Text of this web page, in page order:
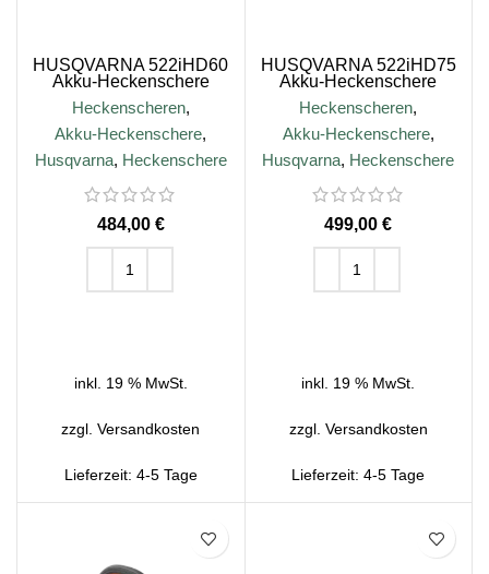
HUSQVARNA 522iHD60
Akku-Heckenschere
Heckenscheren,
Akku-Heckenschere,
Husqvarna, Heckenschere
€
inkl. 19 % MwSt.
zzgl.Versandkosten
Lieferzeit: 4-5 Tage
HUSQVARNA 522iHD75
Akku-Heckenschere
Heckenscheren,
Akku-Heckenschere,
Husqvarna, Heckenschere
€
inkl. 19 % MwSt.
zzgl. Versandkosten
Lieferzeit:4-5 Tage